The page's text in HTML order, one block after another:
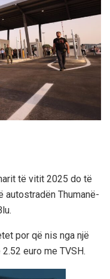
të vitit 2025 do të
Thumanë-
por që nis nga një
euro me TVSH.